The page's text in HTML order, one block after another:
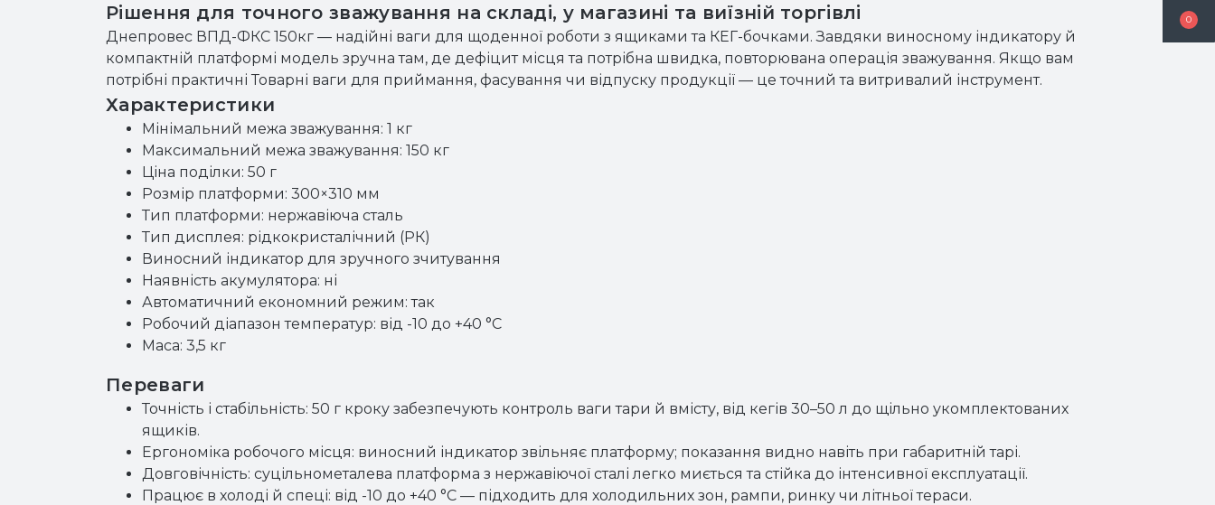
0
Рішення для точного зважування на складі, у магазині та виїзній торгівлі
Днепровес ВПД-ФКС 150кг — надійні ваги для щоденної роботи з ящиками та КЕГ-бочками. Завдяки виносному індикатору й
компактній платформі модель зручна там, де дефіцит місця та потрібна швидка, повторювана операція зважування. Якщо вам
потрібні практичні Товарні ваги для приймання, фасування чи відпуску продукції — це точний та витривалий інструмент.
Характеристики
Мінімальний межа зважування: 1 кг
Максимальний межа зважування: 150 кг
Ціна поділки: 50 г
Розмір платформи: 300×310 мм
Тип платформи: нержавіюча сталь
Тип дисплея: рідкокристалічний (РК)
Виносний індикатор для зручного зчитування
Наявність акумулятора: ні
Автоматичний економний режим: так
Робочий діапазон температур: від -10 до +40 °C
Маса: 3,5 кг
Переваги
Точність і стабільність: 50 г кроку забезпечують контроль ваги тари й вмісту, від кегів 30–50 л до щільно укомплектованих
ящиків.
Ергономіка робочого місця: виносний індикатор звільняє платформу; показання видно навіть при габаритній тарі.
Довговічність: суцільнометалева платформа з нержавіючої сталі легко миється та стійка до інтенсивної експлуатації.
Працює в холоді й спеці: від -10 до +40 °C — підходить для холодильних зон, рампи, ринку чи літньої тераси.